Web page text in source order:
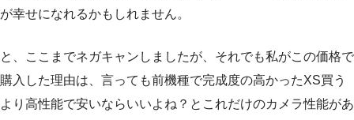
が幸せになれるかもしれません。
と、ここまでネガキャンしましたが、それでも私がこの価格で
購入した理由は、言っても前機種で完成度の高かったXS買う
より高性能で安いならいいよね？とこれだけのカメラ性能があ